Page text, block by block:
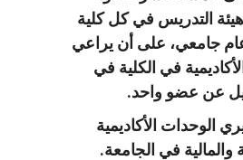
التدريس في كل كلية
جامعي، على أن يراعي
في الكلية في
عن عضو واحد.
الوحدات الأكاديمية
والمالية في الجامعة.